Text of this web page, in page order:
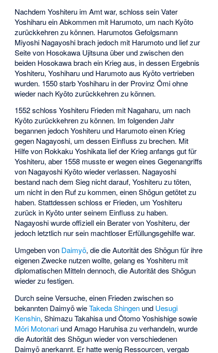
Nachdem Yoshiteru im Amt war, schloss sein Vater
Yoshiharu ein Abkommen mit Harumoto, um nach Kyōto
zurückkehren zu können. Harumotos Gefolgsmann
Miyoshi Nagayoshibrach jedoch mit Harumoto und lief zur
Seite von Hosokawa Ujitsuna über und zwischen den
beiden Hosokawa brach ein Krieg aus, in dessen Ergebnis
Yoshiteru, Yoshiharu und Harumoto aus Kyōto vertrieben
wurden. 1550 starb Yoshiharu in der Provinz Ōmi ohne
wieder nach Kyōto zurückkehren zu können.
1552 schloss Yoshiteru Frieden mit Nagaharu, um nach
Kyōto zurückkehren zu können. Im folgenden Jahr
begannen jedoch Yoshiteru und Harumoto einen Krieg
gegen Nagayoshi, um dessen Einfluss zu brechen. Mit
Hilfe von Rokkaku Yoshikata lief der Krieg anfangs gut für
Yoshiteru, aber 1558 musste er wegen eines Gegenangriffs
von Nagayoshi Kyōto wieder verlassen. Nagayoshi
bestand nach dem Sieg nicht darauf, Yoshiteru zu töten,
um nicht in den Ruf zu kommen, einen Shōgun getötet zu
haben. Stattdessen schloss er Frieden, um Yoshiteru
zurück in Kyōto unter seinem Einfluss zu haben.
Nagayoshi wurde offiziell ein Berater von Yoshiteru, der
jedoch letztlich nur sein machtloser Erfüllungsgehilfe war.
Umgeben von Daimyō, die die Autorität des Shōgun für ihre
eigenen Zwecke nutzen wollte, gelang es Yoshiteru mit
diplomatischen Mitteln dennoch, die Autorität des Shōgun
wieder zu festigen.
Durch seine Versuche, einen Frieden zwischen so
bekannten Daimyō wieTakeda Shingen und Uesugi
Kenshin,Shimazu Takahisa undŌtomo Yoshishigesowie
Mōri Motonari undAmago Haruhisazu verhandeln, wurde
die Autorität des Shōgun wieder von verschiedenen
Daimyō anerkannt. Er hatte wenig Ressourcen, vergab